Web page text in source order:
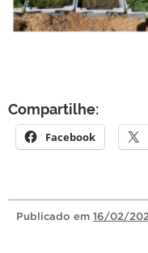
Compartilhe:
Facebook
Publicado em 16/02/